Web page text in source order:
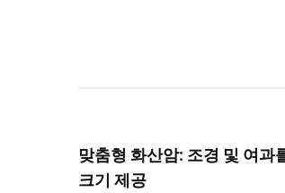
맞춤형 화산암: 조경 및 여과
크기 제공